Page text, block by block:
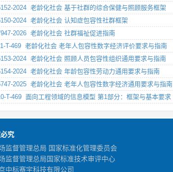
2024 老龄化社会 基于社群的综合保健与照顾服务框架
2024 老龄化社会 认知症包容性社群框架
2026 老龄化社会 社群福祉促进指南
T-469 老龄化社会 老年人包容性数字经济评价要求与指南
2024 老龄化社会 照顾人员包容性组织通用要求与指南
2024 老龄化社会 年龄包容性劳动力通用要求与指南
2025 老龄化社会 老年人包容性数字经济通用要求与指南
T-469 面向工程领域的信息模型 第1部分：框架与基本要求
究
监督管理总局 国家标准化管理委员会
监督管理总局国家标准技术审评中心
中标赛宇科技有限公司